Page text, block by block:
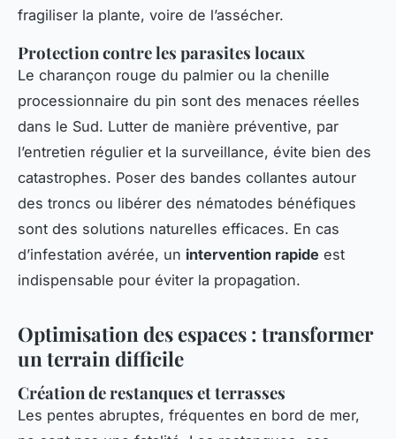
fragiliser la plante, voire de l’assécher.
Protection contre les parasites locaux
Le charançon rouge du palmier ou la chenille
processionnaire du pin sont des menaces réelles
dans le Sud. Lutter de manière préventive, par
l’entretien régulier et la surveillance, évite bien des
catastrophes. Poser des bandes collantes autour
des troncs ou libérer des nématodes bénéfiques
sont des solutions naturelles efficaces. En cas
d’infestation avérée, un intervention rapide est
indispensable pour éviter la propagation.
Optimisation des espaces : transformer
un terrain difficile
Création de restanques et terrasses
Les pentes abruptes, fréquentes en bord de mer,